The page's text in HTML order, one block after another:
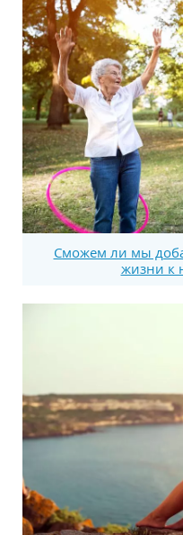
Сможем ли мы
жизни к